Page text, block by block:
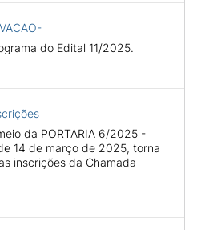
do Edital 11/2025.
da PORTARIA 6/2025 -
14 de março de 2025, torna
inscrições da Chamada